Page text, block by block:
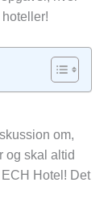
om,
og skal altid
Hotel! Det